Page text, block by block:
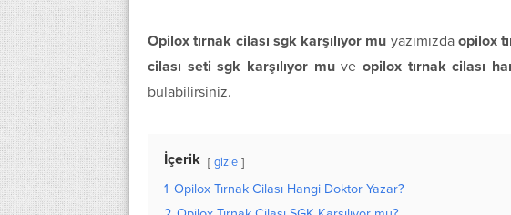
Opilox tırnak cilası sgk karşılıyor mu yazımızda opilox
cilası seti sgk karşılıyor muve opilox tırnak cilası
bulabilirsiniz.
İçerik gizle
1 Opilox Tırnak Cilası Hangi Doktor Yazar?